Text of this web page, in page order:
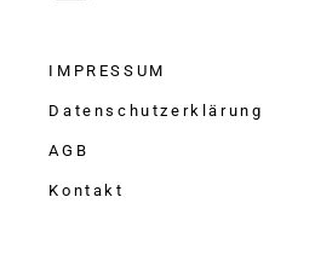
IMPRESSUM
Datenschutzerklärung
AGB
Kontakt